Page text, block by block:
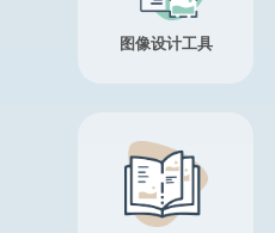
图像设计工具